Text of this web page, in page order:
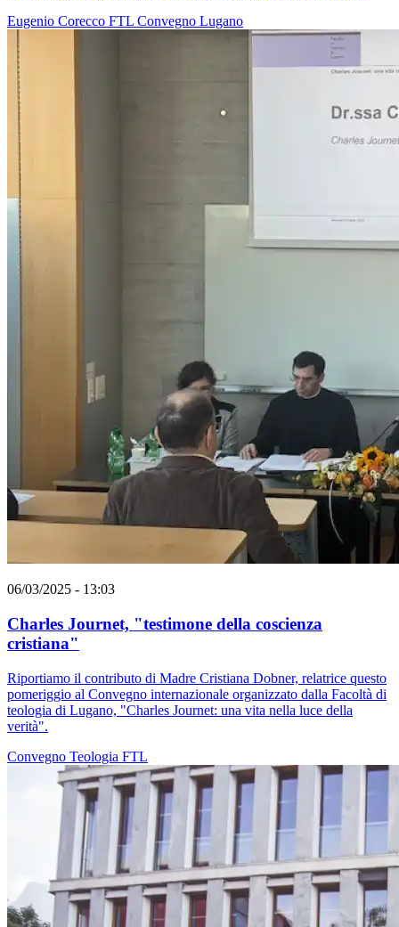
Eugenio Corecco FTL Convegno Lugano
06/03/2025 - 13:03
Charles Journet, "testimone della coscienza
cristiana"
Riportiamo il contributo di Madre Cristiana Dobner, relatrice questo
pomeriggio al Convegno internazionale organizzato dalla Facoltà di
teologia di Lugano, "Charles Journet: una vita nella luce della
verità".
Convegno Teologia FTL